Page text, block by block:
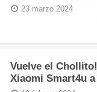
23 marzo 2024
Vuelve el
Xiaomi Smart4u a